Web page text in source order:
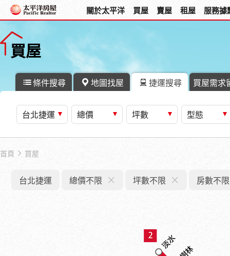
關於太平洋 買屋 賣屋 租屋 服務據
買屋
條件搜尋 地圖找屋 捷運搜尋 買屋需求
台北捷運 總價 坪數 型態
首頁 買屋
台北捷運 總價不限 坪數不限 房數不限